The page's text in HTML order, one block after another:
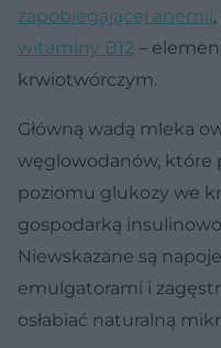
zapobiegającej anemii
witaminy B12 –
krwiotwórczym.
Główną wadą mleka
węglowodanów, które
poziomu glukozy we
gospodarką
Niewskazane są
emulgatorami i
osłabiać naturalną